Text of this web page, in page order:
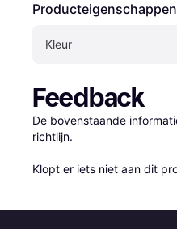
Producteigenschappen
Kleur
Feedback
De bovenstaande
richtlijn.
Klopt er iets niet aan dit